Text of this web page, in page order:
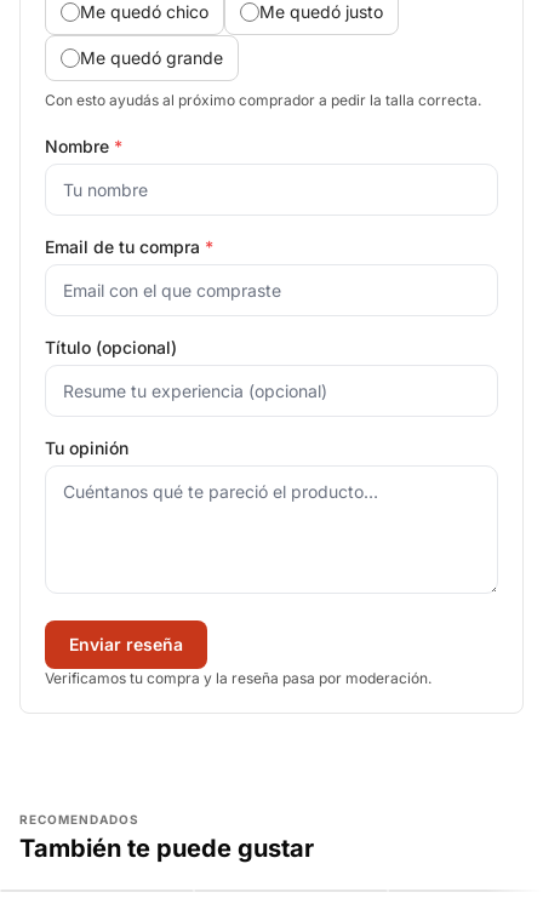
Me quedó chico Me quedó justo
Me quedó grande
Con esto ayudás al próximo comprador a pedir la talla correcta.
Nombre *
Email de tu compra *
Título (opcional)
Tu opinión
Enviar reseña
Verificamos tu compra y la reseña pasa por moderación.
RECOMENDADOS
También te puede gustar
AGREGAR AGREGAR